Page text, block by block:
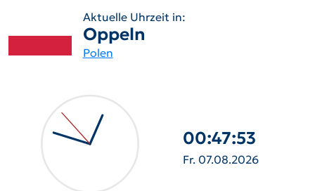
Aktuelle Uhrzeit in:
Oppeln
Polen
00:47:54
Fr. 07.08.2026